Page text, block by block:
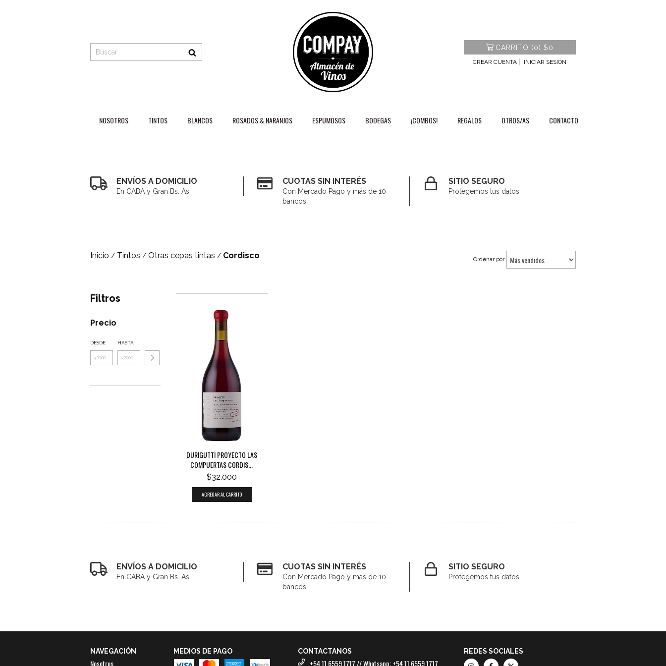
CARRITO (0) $0
CREAR CUENTA INICIAR SESIÓN
NOSOTROS TINTOS BLANCOS ROSADOS & NARANJOS ESPUMOSOS BODEGAS ¡COMBOS! REGALOS OTROS/AS CONTACTO
ENVÍOS A DOMICILIO
En CABA y Gran Bs. As.
CUOTAS SIN INTERÉS
Con Mercado Pago y más de 10
bancos
SITIO SEGURO
Protegemos tus datos
Inicio / Tintos / Otras cepas tintas / Cordisco Ordenar por
Filtros
Precio
DESDE HASTA
DURIGUTTI PROYECTO LAS
COMPUERTAS CORDIS...
$32.000
ENVÍOS A DOMICILIO
En CABA y Gran Bs. As.
CUOTAS SIN INTERÉS
Con Mercado Pago y más de 10
bancos
SITIO SEGURO
Protegemos tus datos
NAVEGACIÓN
Nosotros
MEDIOS DE PAGO CONTACTANOS
+54 11 6559 1717 // Whatsapp: +54 11 6559 1717
REDES SOCIALES